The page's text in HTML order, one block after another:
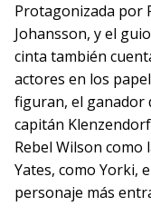
Protagonizada por
Johansson, y el
cinta también
actores en los
figuran, el ganador
capitán
Rebel Wilson como
Yates, como Yorki,
personaje más